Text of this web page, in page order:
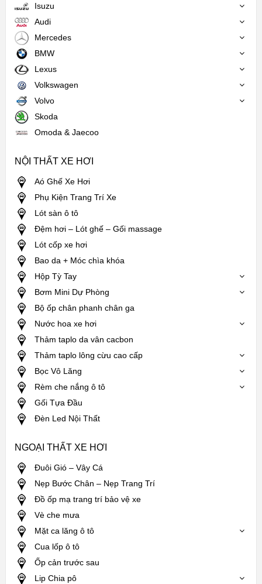
Isuzu
Audi
Mercedes
BMW
Lexus
Volkswagen
Volvo
Skoda
Omoda & Jaecoo
NỘI THẤT XE HƠI
Aó Ghế Xe Hơi
Phụ Kiện Trang Trí Xe
Lót sàn ô tô
Đệm hơi – Lót ghế – Gối massage
Lót cốp xe hơi
Bao da + Móc chìa khóa
Hộp Tỳ Tay
Bơm Mini Dự Phòng
Bộ ốp chân phanh chân ga
Nước hoa xe hơi
Thảm taplo da vân cacbon
Thảm taplo lông cừu cao cấp
Bọc Vô Lăng
Rèm che nắng ô tô
Gối Tựa Đầu
Đèn Led Nội Thất
NGOẠI THẤT XE HƠI
Đuôi Gió – Vây Cá
Nẹp Bước Chân – Nẹp Trang Trí
Đồ ốp mạ trang trí bảo vệ xe
Vè che mưa
Mặt ca lăng ô tô
Cua lốp ô tô
Ốp cản trước sau
Lip Chia pô